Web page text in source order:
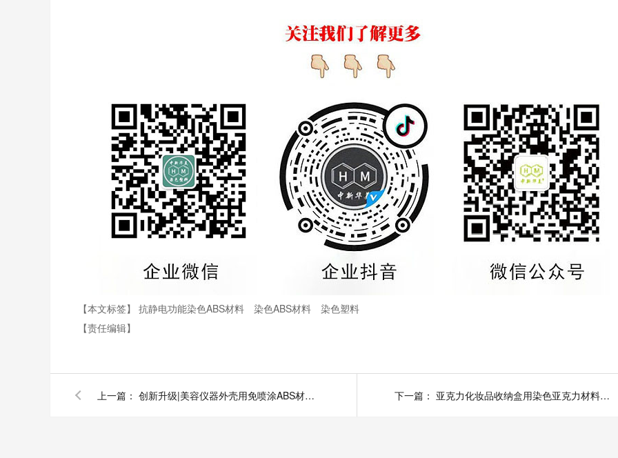
【本文标签】 抗静电功能染色ABS材料 染色ABS材料
染色塑料
【责任编辑】
上一篇： 创新升级|美容仪器外壳用免喷涂ABS材料产品美观又实用 下一篇： 亚克力化妆品收纳盒用染色亚克力材料帮您合理收纳--中新华美染色塑料